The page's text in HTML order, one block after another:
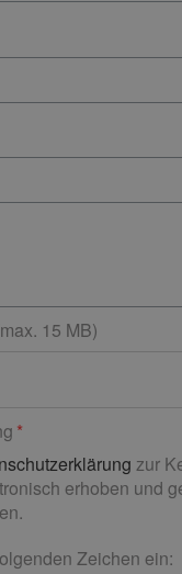
15 MB)
zur
erhoben und
Zeichen ein: